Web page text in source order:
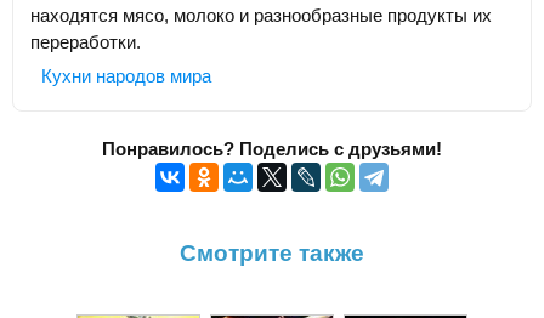
находятся мясо, молоко и разнообразные продукты их
переработки.
Кухни народов мира
Понравилось? Поделись с друзьями!
Смотрите также